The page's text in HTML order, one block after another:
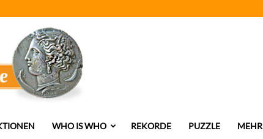
WHO IS WHO REKORDE PUZZLE MEHR